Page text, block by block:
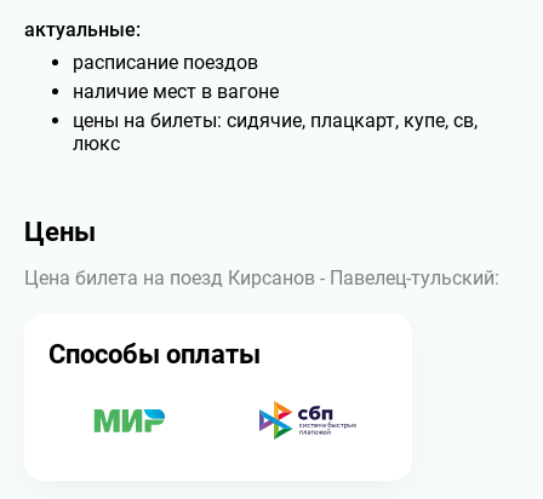
актуальные:
расписание поездов
наличие мест в вагоне
цены на билеты: сидячие, плацкарт, купе, св,
люкс
Цены
Цена билета на поезд Кирсанов - Павелец-тульский:
Способы оплаты